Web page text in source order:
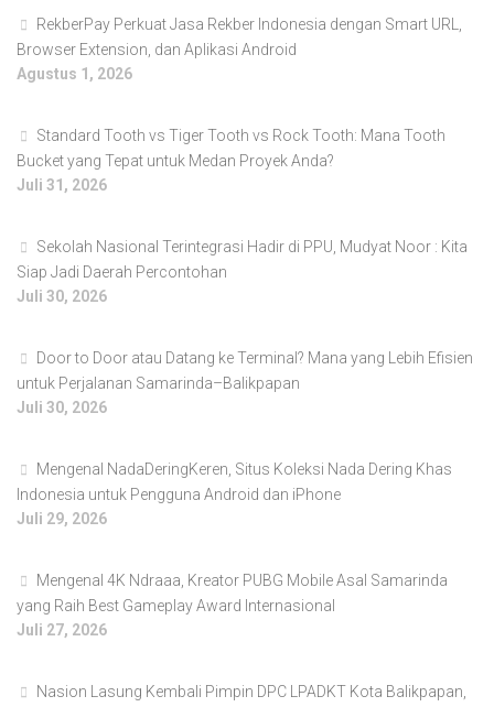
RekberPay Perkuat Jasa Rekber Indonesia dengan Smart URL,
Browser Extension, dan Aplikasi Android
Agustus 1, 2026
Standard Tooth vs Tiger Tooth vs Rock Tooth: Mana Tooth
Bucket yang Tepat untuk Medan Proyek Anda?
Juli 31, 2026
Sekolah Nasional Terintegrasi Hadir di PPU, Mudyat Noor : Kita
Siap Jadi Daerah Percontohan
Juli 30, 2026
Door to Door atau Datang ke Terminal? Mana yang Lebih Efisien
untuk Perjalanan Samarinda–Balikpapan
Juli 30, 2026
Mengenal NadaDeringKeren, Situs Koleksi Nada Dering Khas
Indonesia untuk Pengguna Android dan iPhone
Juli 29, 2026
Mengenal 4K Ndraaa, Kreator PUBG Mobile Asal Samarinda
yang Raih Best Gameplay Award Internasional
Juli 27, 2026
Nasion Lasung Kembali Pimpin DPC LPADKT Kota Balikpapan,